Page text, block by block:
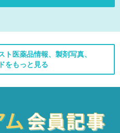
医薬品情報、製剤写真、
をもっと見る